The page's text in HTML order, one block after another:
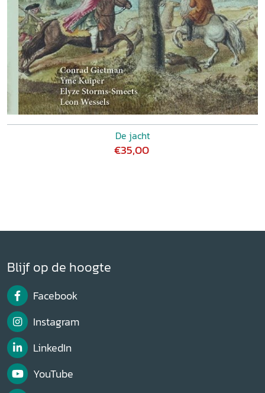
De jacht
€35,00
Blijf op de hoogte
Facebook
Instagram
LinkedIn
YouTube